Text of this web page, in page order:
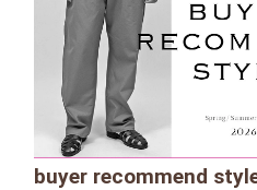
buyer recommend